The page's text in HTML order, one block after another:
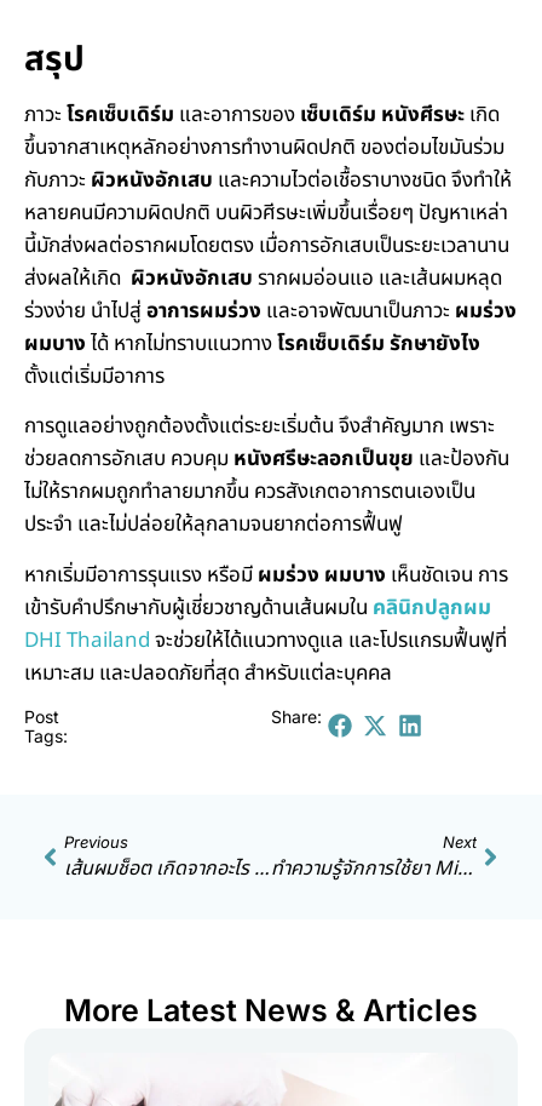
สรุป
ภาวะโรคเซ็บเดิร์ม และอาการของเซ็บเดิร์ม หนังศีรษะเกิด
ขึ้นจากสาเหตุหลักอย่างการทำงานผิดปกติ ของต่อมไขมันร่วม
กับภาวะ ผิวหนังอักเสบ และความไวต่อเชื้อราบางชนิด จึงทำให้
หลายคนมีความผิดปกติ บนผิวศีรษะเพิ่มขึ้นเรื่อยๆ ปัญหาเหล่า
นี้มักส่งผลต่อรากผมโดยตรง เมื่อการอักเสบเป็นระยะเวลานาน
ส่งผลให้เกิด ผิวหนังอักเสบรากผมอ่อนแอ และเส้นผมหลุด
ร่วงง่าย นำไปสู่อาการผมร่วง และอาจพัฒนาเป็นภาวะ ผมร่วง
ผมบางได้ หากไม่ทราบแนวทางโรคเซ็บเดิร์ม รักษายังไง
ตั้งแต่เริ่มมีอาการ
การดูแลอย่างถูกต้องตั้งแต่ระยะเริ่มต้น จึงสำคัญมาก เพราะ
ช่วยลดการอักเสบ ควบคุม หนังศรีษะลอกเป็นขุย และป้องกัน
ไม่ให้รากผมถูกทำลายมากขึ้น ควรสังเกตอาการตนเองเป็น
ประจำ และไม่ปล่อยให้ลุกลามจนยากต่อการฟื้นฟู
หากเริ่มมีอาการรุนแรง หรือมีผมร่วง ผมบาง เห็นชัดเจน การ
เข้ารับคำปรึกษากับผู้เชี่ยวชาญด้านเส้นผมใน คลินิกปลูกผม
DHI Thailandจะช่วยให้ได้แนวทางดูแล และโปรแกรมฟื้นฟูที่
เหมาะสม และปลอดภัยที่สุด สำหรับแต่ละบุคคล
Post
Tags:
Share:
Previous
เส้นผมช็อต เกิดจากอะไร ? เจาะสาเหตุ อาการ และวิธีฟื้นฟูผมช็อตสำหรับคนผมเสียหนัก
Next
ทำความรู้จักการใช้ยา Minoxidil คืออะไร ? แก้ปัญหาผมร่วง ผมบางได้จริงไหม?
More Latest News & Articles